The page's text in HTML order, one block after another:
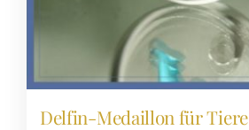
Delfin-Medaillon für Tiere